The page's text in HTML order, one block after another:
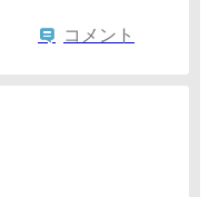
コメント